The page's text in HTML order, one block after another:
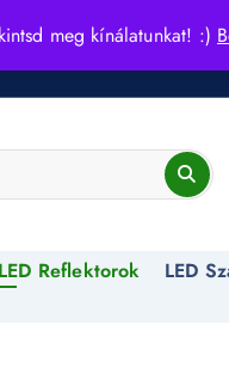
meg kínálatunkat! :)
LED Reflektorok LED